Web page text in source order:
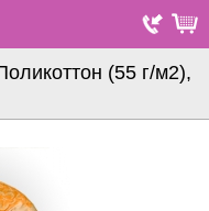
(55 г/м2),